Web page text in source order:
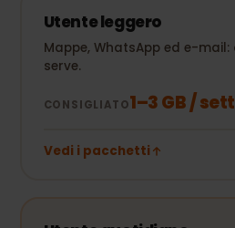
Utente leggero
Mappe, WhatsApp ed e-
serve.
CONSIGLIATO1–3 GB /
Vedi i pacchetti